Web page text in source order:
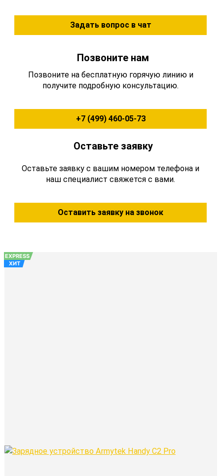
Задать вопрос в чат
Позвоните нам
Позвоните на бесплатную горячую линию и
получите подробную консультацию.
+7 (499) 460-05-73
Оставьте заявку
Оставьте заявку с вашим номером телефона и
наш специалист свяжется с вами.
Оставить заявку на звонок
EXPRESS
ХИТ